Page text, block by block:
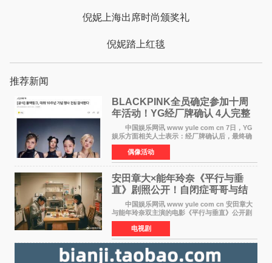
倪妮上海出席时尚颁奖礼
倪妮踏上红毯
推荐新闻
BLACKPINK全员确定参加十周
年活动！YG经厂牌确认 4人完整
体合体成行
中国娱乐网讯 www yule com cn 7日，YG
娱乐方面相关人士表示：经厂牌确认后，最终确
定4名成员均将出席。YG方面最终确认了智秀、
JENNIE、ROS&Eacute;、LISA四位
BLACKPINK成员全员出席，使组
偶像活动
安田章大×能年玲奈《平行与垂
直》剧照公开！自闭症哥哥与结
婚前夕妹妹直面未来
中国娱乐网讯 www yule com cn 安田章大
与能年玲奈双主演的电影《平行与垂直》公开剧
照，该片将于8月28日上映。 本片围绕患有自
闭症谱系障碍的哥哥大贵（安田章大 饰）与即将
结婚的妹妹
电视剧